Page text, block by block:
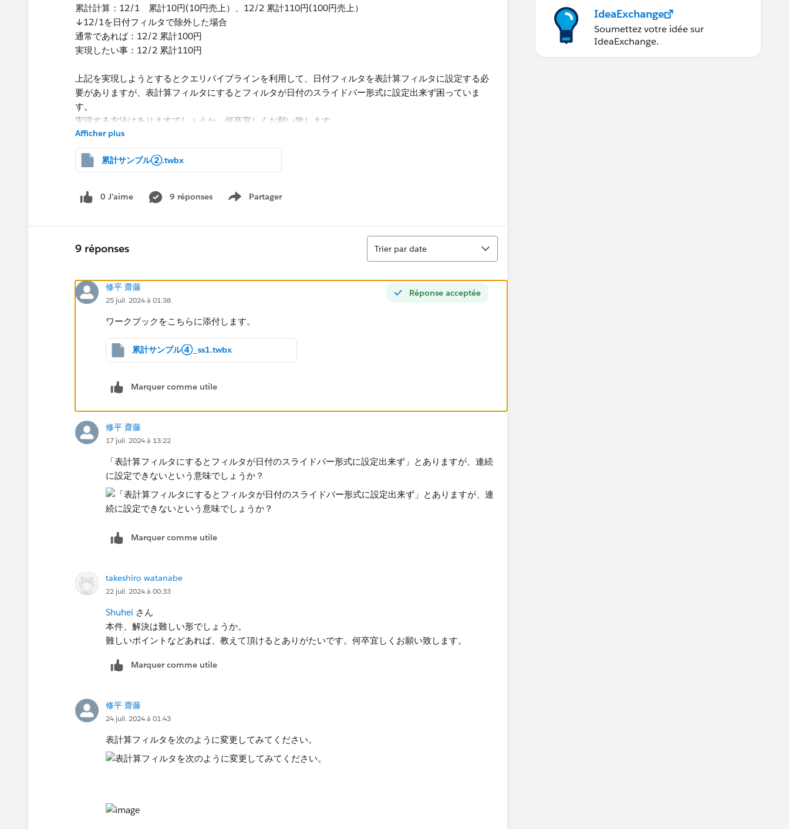
累計計算：12/1 累計10円(10円売上）、12/2 累計110円(100円売上）
↓12/1を日付フィルタで除外した場合
通常であれば：12/2 累計100円
実現したい事：12/2 累計110円
上記を実現しようとするとクエリパイプラインを利用して、日付フィルタを表計算フィルタに設定する必
要がありますが、表計算フィルタにするとフィルタが日付のスライドバー形式に設定出来ず困っていま
す。
実現する方法はありますでしょうか。何卒宜しくお願い致します。
Afficher plus
累計サンプル②.twbx
0 J’aime 9 réponses Partager
Show menu
9 réponses
Tri
Trier par date
Réponse acceptée
修平 齋藤
25 juil. 2024 à 01:38
ワークブックをこちらに添付します。
累計サンプル④_ss1.twbx
Marquer comme utile
修平 齋藤
17 juil. 2024 à 13:22
「表計算フィルタにするとフィルタが日付のスライドバー形式に設定出来ず」とありますが、連続
に設定できないという意味でしょうか？
Marquer comme utile
takeshiro watanabe
22 juil. 2024 à 00:33
Shuhei さん
本件、解決は難しい形でしょうか。
難しいポイントなどあれば、教えて頂けるとありがたいです。何卒宜しくお願い致します。
Marquer comme utile
修平 齋藤
24 juil. 2024 à 01:43
表計算フィルタを次のように変更してみてください。
IdeaExchange
Soumettez votre idée sur
IdeaExchange.